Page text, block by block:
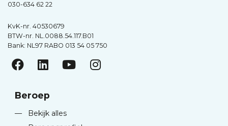
030-634 62 22
KvK-nr. 40530679
BTW-nr. NL.0088.54.117.B01
Bank: NL97 RABO 013 54 05 750
Beroep
—
Bekijk alles